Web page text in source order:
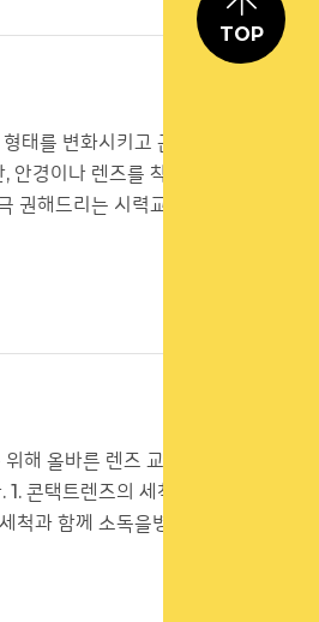
태를 변화시키고 근시
경이나 렌즈를 착용
권해드리는 시력교정
해 올바른 렌즈 교체
콘택트렌즈의 세척/
척과 함께 소독을병행
TOP